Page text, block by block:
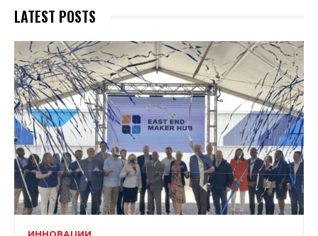
LATEST POSTS